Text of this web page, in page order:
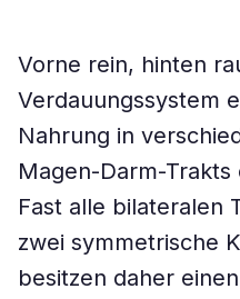
Vorne rein, hinten
Verdauungssystem
Nahrung in
Magen-Darm-
Fast alle bilateralen
zwei symmetrische
besitzen daher